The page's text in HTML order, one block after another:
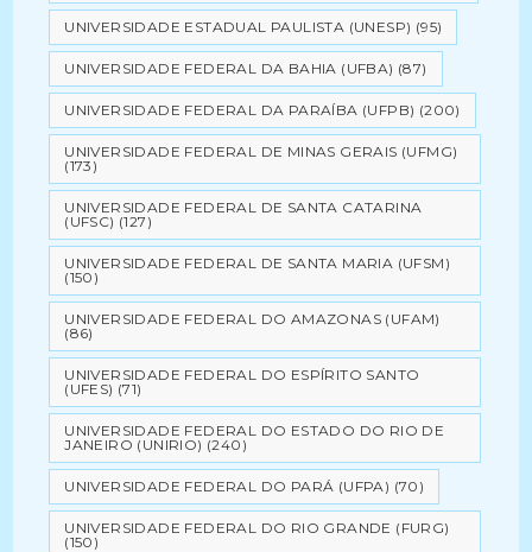
UNIVERSIDADE ESTADUAL PAULISTA (UNESP) (95)
UNIVERSIDADE FEDERAL DA BAHIA (UFBA) (87)
UNIVERSIDADE FEDERAL DA PARAÍBA (UFPB) (200)
UNIVERSIDADE FEDERAL DE MINAS GERAIS (UFMG)
(173)
UNIVERSIDADE FEDERAL DE SANTA CATARINA
(UFSC) (127)
UNIVERSIDADE FEDERAL DE SANTA MARIA (UFSM)
(150)
UNIVERSIDADE FEDERAL DO AMAZONAS (UFAM)
(86)
UNIVERSIDADE FEDERAL DO ESPÍRITO SANTO
(UFES) (71)
UNIVERSIDADE FEDERAL DO ESTADO DO RIO DE
JANEIRO (UNIRIO) (240)
UNIVERSIDADE FEDERAL DO PARÁ (UFPA) (70)
UNIVERSIDADE FEDERAL DO RIO GRANDE (FURG)
(150)